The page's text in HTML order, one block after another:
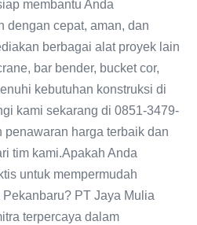
membantu Anda
dengan cepat, aman, dan
berbagai alat proyek lain
bar bender, bucket cor,
kebutuhan konstruksi di
kami sekarang di 0851-3479-
penawaran harga terbaik dan
tim kami.Apakah Anda
untuk mempermudah
PT Jaya Mulia
terpercaya dalam